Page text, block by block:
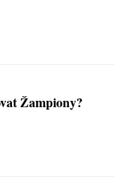
Žampiony?